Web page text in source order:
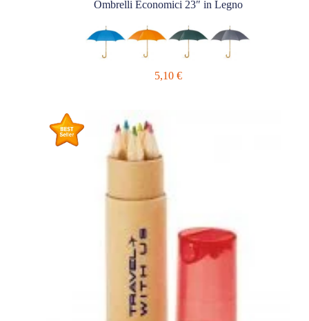
Ombrelli Economici 23″ in Legno
5,10 €